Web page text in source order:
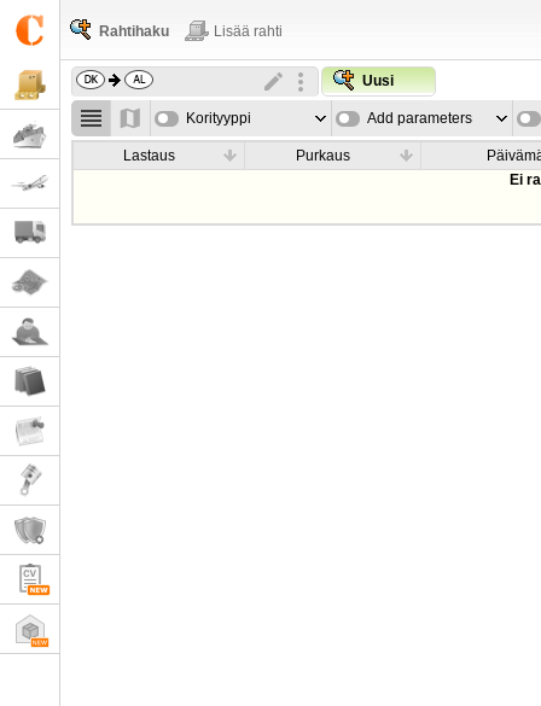
Rahtihaku Lisää rahti
Uusi
Korityyppi Add parameters
Lastaus Purkaus
Ei